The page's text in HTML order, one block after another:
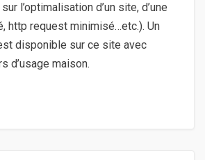
l’optimalisation d’un site, d’une
http request minimisé…etc.). Un
disponible sur ce site avec
d’usage maison.